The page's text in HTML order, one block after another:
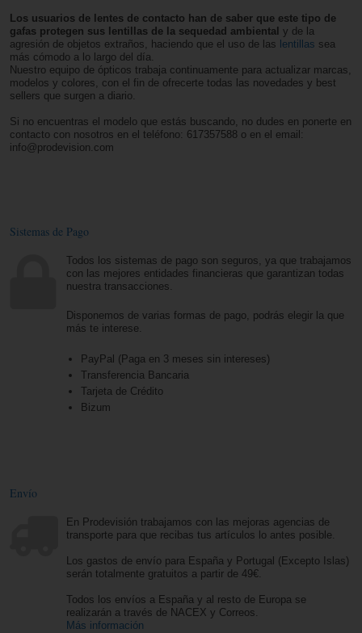
Los usuarios de lentes de contacto han de saber que este tipo de
gafas protegen sus lentillas de la sequedad ambiental y de la
agresión de objetos extraños, haciendo que el uso de las lentillas sea
más cómodo a lo largo del día.
Nuestro equipo de ópticos trabaja continuamente para actualizar marcas,
modelos y colores, con el fin de ofrecerte todas las novedades y best
sellers que surgen a diario.
Si no encuentras el modelo que estás buscando, no dudes en ponerte en
contacto con nosotros en el teléfono: 617357588 o en el email:
info@prodevision.com
Sistemas de Pago
Todos los sistemas de pago son seguros, ya que trabajamos
con las mejores entidades financieras que garantizan todas
nuestra transacciones.
Disponemos de varias formas de pago, podrás elegir la que
más te interese.
PayPal (Paga en 3 meses sin intereses)
Transferencia Bancaria
Tarjeta de Crédito
Bizum
Envío
En Prodevisión trabajamos con las mejoras agencias de
transporte para que recibas tus artículos lo antes posible.
Los gastos de envío para España y Portugal (Excepto Islas)
serán totalmente gratuitos a partir de 49€.
Todos los envíos a España y al resto de Europa se
realizarán a través de NACEX y Correos.
Más información